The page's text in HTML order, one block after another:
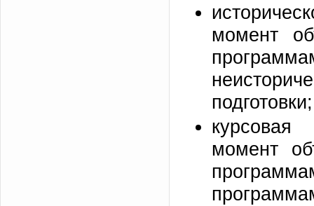
момент
подготовки;
момент